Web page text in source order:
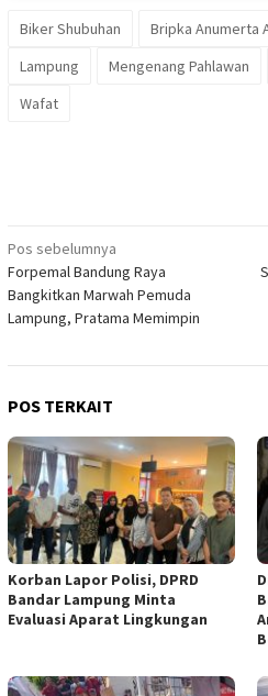
Biker Shubuhan Bripka Anumerta
Lampung
Mengenang Pahlawan
Wafat
Navigasi
pos
Pos sebelumnya
Forpemal Bandung Raya
Bangkitkan Marwah Pemuda
Lampung, Pratama Memimpin
POS TERKAIT
Korban Lapor Polisi, DPRD
Bandar Lampung Minta
Evaluasi Aparat Lingkungan